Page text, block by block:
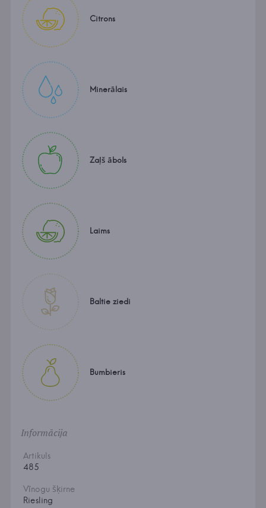
Citrons
Minerālais
Zaļš ābols
Laims
Baltie ziedi
Bumbieris
Informācija
Artikuls
485
Vīnogu šķirne
Riesling